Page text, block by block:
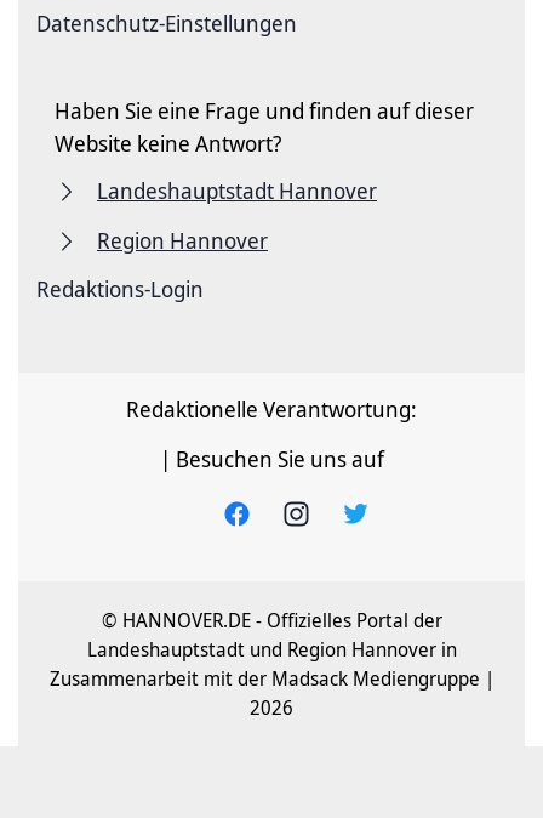
Datenschutz-Einstellungen
Haben Sie eine Frage und finden auf dieser
Website keine Antwort?
Landeshauptstadt Hannover
Region Hannover
Redaktions-Login
Redaktionelle Verantwortung:
| Besuchen Sie uns auf
© HANNOVER.DE - Offizielles Portal der
Landeshauptstadt und Region Hannover in
Zusammenarbeit mit der Madsack Mediengruppe |
2026